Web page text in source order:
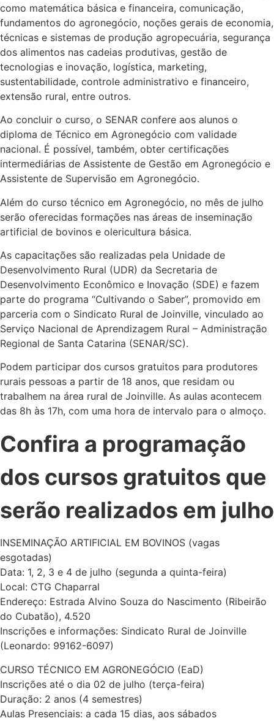
como matemática básica e financeira, comunicação,
fundamentos do agronegócio, noções gerais de economia,
técnicas e sistemas de produção agropecuária, segurança
dos alimentos nas cadeias produtivas, gestão de
tecnologias e inovação, logística, marketing,
sustentabilidade, controle administrativo e financeiro,
extensão rural, entre outros.
Ao concluir o curso, o SENAR confere aos alunos o
diploma de Técnico em Agronegócio com validade
nacional. É possível, também, obter certificações
intermediárias de Assistente de Gestão em Agronegócio e
Assistente de Supervisão em Agronegócio.
Além do curso técnico em Agronegócio, no mês de julho
serão oferecidas formações nas áreas de inseminação
artificial de bovinos e olericultura básica.
As capacitações são realizadas pela Unidade de
Desenvolvimento Rural (UDR) da Secretaria de
Desenvolvimento Econômico e Inovação (SDE) e fazem
parte do programa “Cultivando o Saber”, promovido em
parceria com o Sindicato Rural de Joinville, vinculado ao
Serviço Nacional de Aprendizagem Rural – Administração
Regional de Santa Catarina (SENAR/SC).
Podem participar dos cursos gratuitos para produtores
rurais pessoas a partir de 18 anos, que residam ou
trabalhem na área rural de Joinville. As aulas acontecem
das 8h às 17h, com uma hora de intervalo para o almoço.
Confira a programação
dos cursos gratuitos que
serão realizados em julho
INSEMINAÇÃO ARTIFICIAL EM BOVINOS (vagas
esgotadas)
Data: 1, 2, 3 e 4 de julho (segunda a quinta-feira)
Local: CTG Chaparral
Endereço: Estrada Alvino Souza do Nascimento (Ribeirão
do Cubatão), 4.520
Inscrições e informações: Sindicato Rural de Joinville
(Leonardo: 99162-6097)
CURSO TÉCNICO EM AGRONEGÓCIO (EaD)
Inscrições até o dia 02 de julho (terça-feira)
Duração: 2 anos (4 semestres)
Aulas Presenciais: a cada 15 dias, aos sábados